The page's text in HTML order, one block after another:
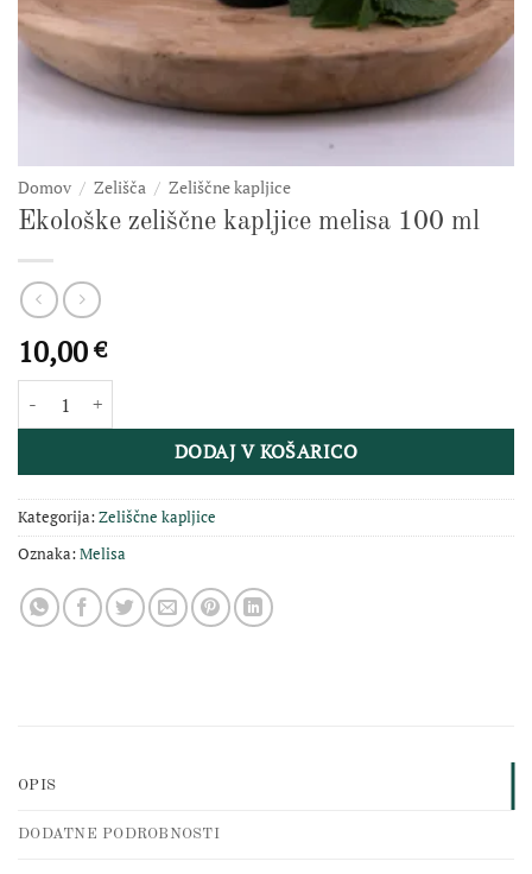
Domov / Zelišča / Zeliščne kapljice
Ekološke zeliščne kapljice melisa 100 ml
10,00€
DODAJ V KOŠARICO
Kategorija:Zeliščne kapljice
Oznaka:Melisa
OPIS
DODATNE PODROBNOSTI